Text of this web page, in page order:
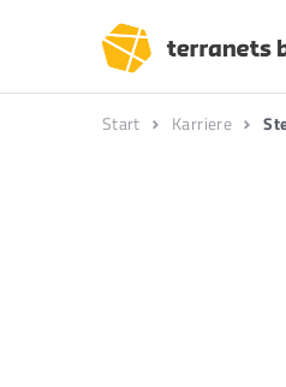
Start Karriere